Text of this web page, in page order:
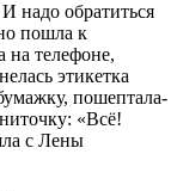
надо обратиться
пошла к
на телефоне,
этикетка
пошептала-
«Всё!
с Лены